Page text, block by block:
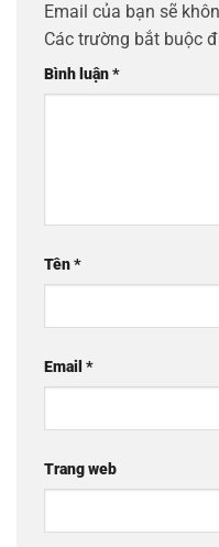
Email của bạn sẽ
Các trường bắt buộc
Bình luận*
Tên*
Email *
Trang web